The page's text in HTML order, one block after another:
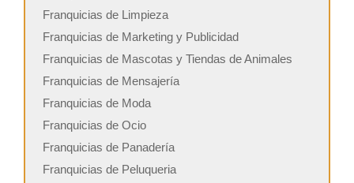
Franquicias de Limpieza
Franquicias de Marketing y Publicidad
Franquicias de Mascotas y Tiendas de Animales
Franquicias de Mensajería
Franquicias de Moda
Franquicias de Ocio
Franquicias de Panadería
Franquicias de Peluqueria